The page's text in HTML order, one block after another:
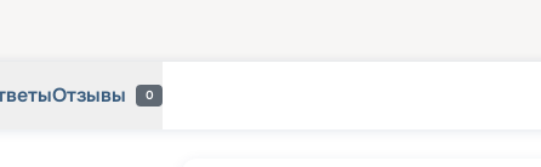
Отзывы 0